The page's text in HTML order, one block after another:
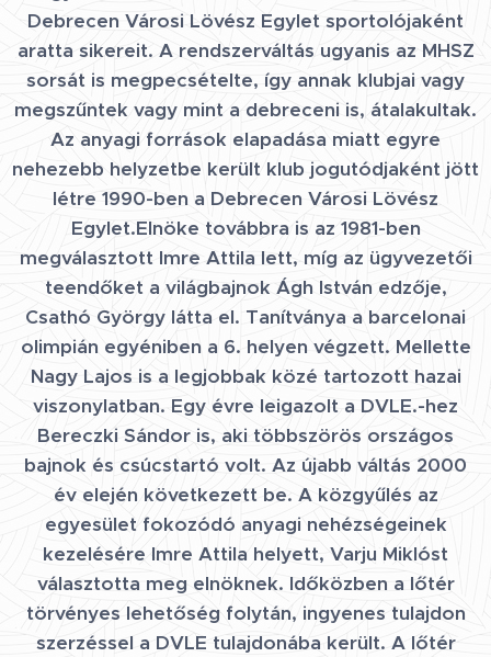
Debrecen Városi Lövész Egylet sportolójaként
aratta sikereit. A rendszerváltás ugyanis az MHSZ
sorsát is megpecsételte, így annak klubjai vagy
megszűntek vagy mint a debreceni is, átalakultak.
Az anyagi források elapadása miatt egyre
nehezebb helyzetbe került klub jogutódjaként jött
létre 1990-ben a Debrecen Városi Lövész
Egylet.Elnöke továbbra is az 1981-ben
megválasztott Imre Attila lett, míg az ügyvezetői
teendőket a világbajnok Ágh István edzője,
Csathó György látta el. Tanítványa a barcelonai
olimpián egyéniben a 6. helyen végzett. Mellette
Nagy Lajos is a legjobbak közé tartozott hazai
viszonylatban. Egy évre leigazolt a DVLE.-hez
Bereczki Sándor is, aki többszörös országos
bajnok és csúcstartó volt. Az újabb váltás 2000
év elején következett be. A közgyűlés az
egyesület fokozódó anyagi nehézségeinek
kezelésére Imre Attila helyett, Varju Miklóst
választotta meg elnöknek. Időközben a lőtér
törvényes lehetőség folytán, ingyenes tulajdon
szerzéssel a DVLE tulajdonába került. A lőtér